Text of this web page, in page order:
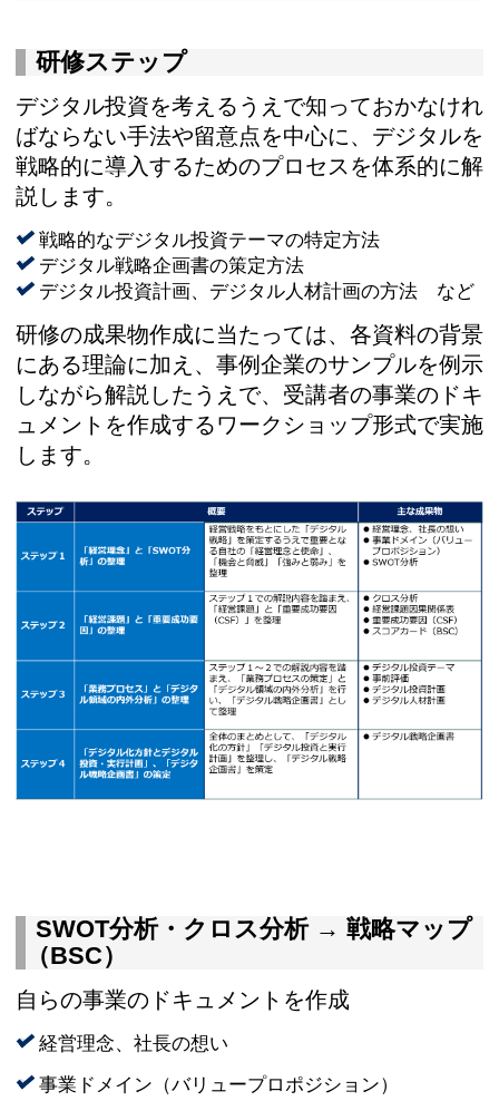
研修ステップ
デジタル投資を考えるうえで知っておかなけれ
ばならない手法や留意点を中心に、デジタルを
戦略的に導入するためのプロセスを体系的に解
説します。
戦略的なデジタル投資テーマの特定方法
デジタル戦略企画書の策定方法
デジタル投資計画、デジタル人材計画の方法 など
研修の成果物作成に当たっては、各資料の背景
にある理論に加え、事例企業のサンプルを例示
しながら解説したうえで、受講者の事業のドキ
ュメントを作成するワークショップ形式で実施
します。
SWOT分析・クロス分析 → 戦略マップ
（BSC）
自らの事業のドキュメントを作成
経営理念、社長の想い
事業ドメイン（バリュープロポジション）